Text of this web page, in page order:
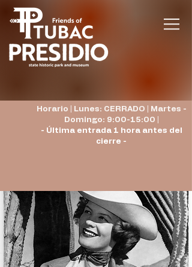
Horario | Lunes: CERRADO | Martes -
Domingo: 9:00-15:00 |
- Última entrada 1 hora antes del
cierre -